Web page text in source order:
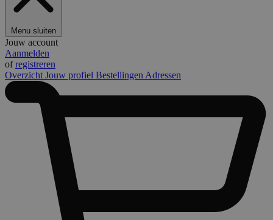
Menu sluiten
Jouw account
Aanmelden
ofregistreren
Overzicht Jouw profiel Bestellingen Adressen